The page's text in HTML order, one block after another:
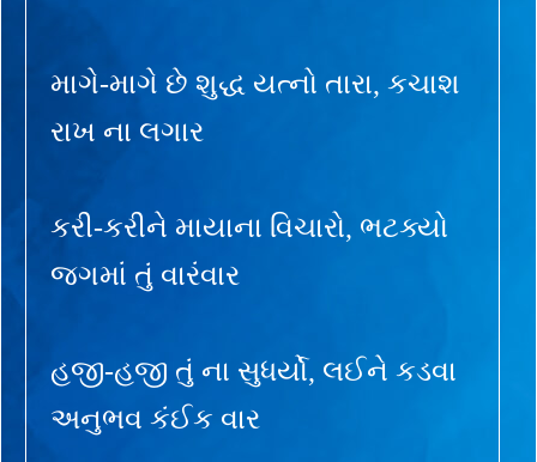
માગે-માગે છે શુદ્ધ યત્નો તારા, કચાશ
રાખ ના લગાર
કરી-કરીને માયાના વિચારો, ભટક્યો
જગમાં તું વારંવાર
હજી-હજી તું ના સુધર્યો, લઈને કડવા
અનુભવ કંઈક વાર